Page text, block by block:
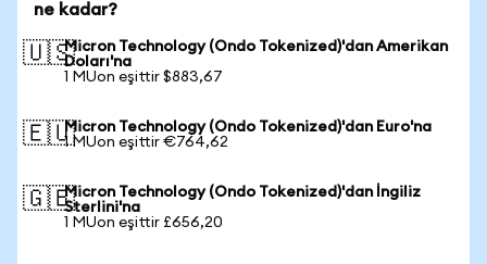
ne kadar?
🇺🇸Micron Technology (Ondo Tokenized)'dan Amerikan
Doları'na
1 MUon eşittir $883,67
🇪🇺Micron Technology (Ondo Tokenized)'dan Euro'na
1 MUon eşittir €764,62
🇬🇧Micron Technology (Ondo Tokenized)'dan İngiliz
Sterlini'na
1 MUon eşittir £656,20